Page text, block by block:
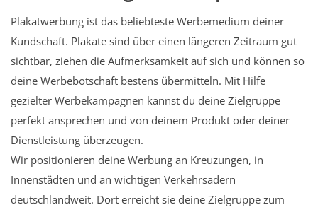
Plakatwerbung ist das beliebteste Werbemedium deiner
Kundschaft. Plakate sind über einen längeren Zeitraum gut
sichtbar, ziehen die Aufmerksamkeit auf sich und können so
deine Werbebotschaft bestens übermitteln. Mit Hilfe
gezielter Werbekampagnen kannst du deine Zielgruppe
perfekt ansprechen und von deinem Produkt oder deiner
Dienstleistung überzeugen.
Wir positionieren deine Werbung an Kreuzungen, in
Innenstädten und an wichtigen Verkehrsadern
deutschlandweit. Dort erreicht sie deine Zielgruppe zum